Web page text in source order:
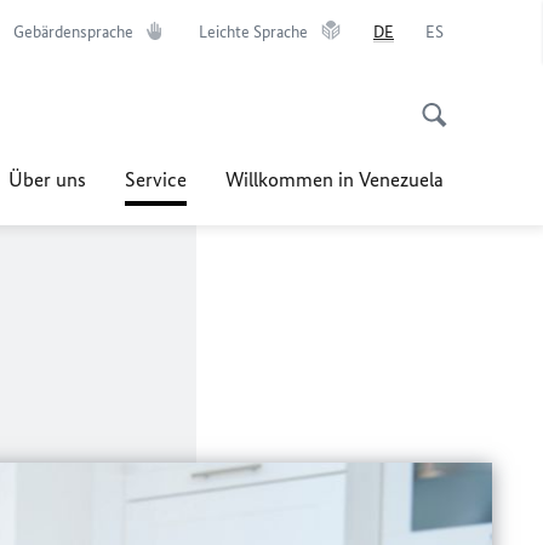
Gebärdensprache Leichte Sprache DE ES
Über uns Service Willkommen in Venezuela